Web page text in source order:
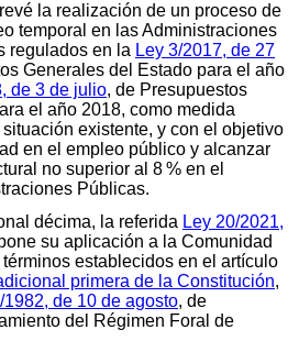
la realización de un proceso de
temporal en las Administraciones
regulados en la Ley 3/2017, de 27
Generales del Estado para el año
de 3 de julio, de Presupuestos
el año 2018, como medida
existente, y con el objetivo
en el empleo público y alcanzar
no superior al 8 % en el
Públicas.
décima, la referida Ley 20/2021,
su aplicación a la Comunidad
establecidos en el artículo
primera de la Constitución,
1982, de 10 de agosto, de
del Régimen Foral de